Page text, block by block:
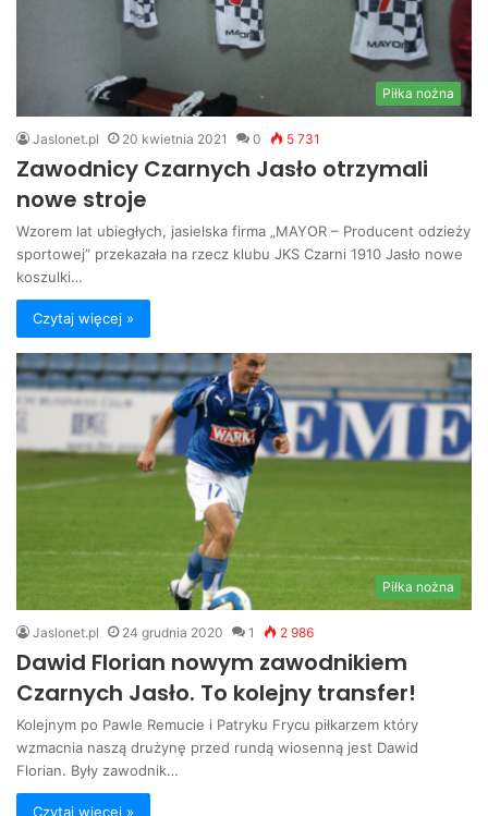
Piłka nożna
Jaslonet.pl 20 kwietnia 2021 0 5 731
Zawodnicy Czarnych Jasło otrzymali
nowe stroje
Wzorem lat ubiegłych, jasielska firma „MAYOR – Producent odzieży
sportowej” przekazała na rzecz klubu JKS Czarni 1910 Jasło nowe
koszulki…
Czytaj więcej »
Piłka nożna
Jaslonet.pl 24 grudnia 2020 1 2 986
Dawid Florian nowym zawodnikiem
Czarnych Jasło. To kolejny transfer!
Kolejnym po Pawle Remucie i Patryku Frycu piłkarzem który
wzmacnia naszą drużynę przed rundą wiosenną jest Dawid
Florian. Były zawodnik…
Czytaj więcej »